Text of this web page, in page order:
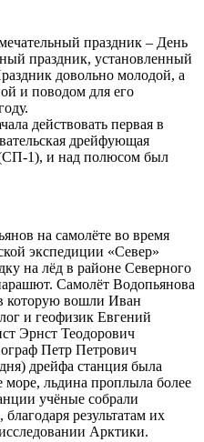
праздник – День
праздник, установленный
довольно молодой, а
и поводом для его
действовать первая в
дрейфующая
1), и над полюсом был
на самолёте во время
экспедиции «Север»
на лёд в районе Северного
Самолёт Водопьянова
которую вошли Иван
и геофизик Евгений
Эрнст Теодорович
Петр Петрович
дрейфа станция была
море, льдина проплыла более
учёные собрали
результатам их
Арктики.